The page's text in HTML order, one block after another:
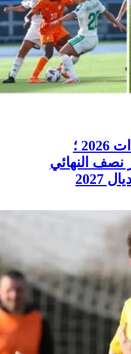
كاس إفريقيا للأمم سيدات 2026 ؛
نصف النهائي